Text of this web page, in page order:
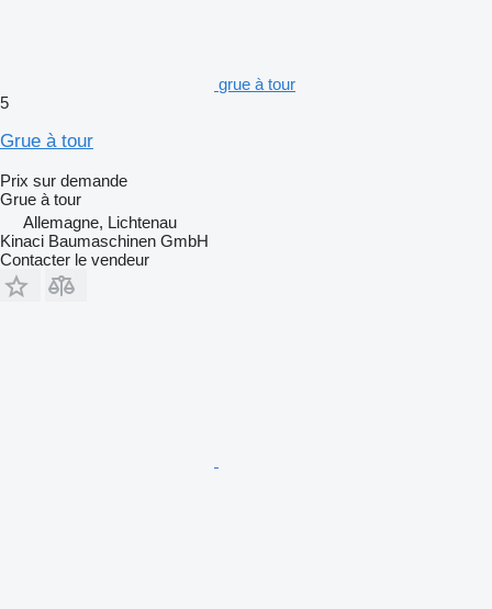
grue à tour
5
Grue à tour
Prix sur demande
Grue à tour
Allemagne, Lichtenau
Kinaci Baumaschinen GmbH
Contacter le vendeur